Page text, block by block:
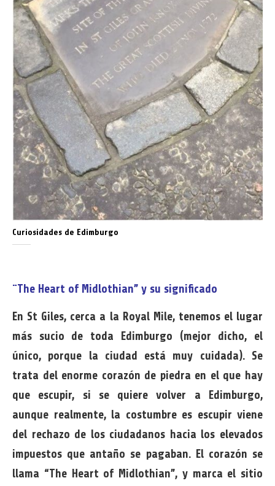
Curiosidades de Edimburgo
¨The Heart of Midlothian” y su significado
En St Giles, cerca a la Royal Mile, tenemos el lugar
más sucio de toda Edimburgo (mejor dicho, el
único, porque la ciudad está muy cuidada). Se
trata del enorme corazón de piedra en el que hay
que escupir, si se quiere volver a Edimburgo,
aunque realmente, la costumbre es escupir viene
del rechazo de los ciudadanos hacia los elevados
impuestos que antaño se pagaban. El corazón se
llama “The Heart of Midlothian”, y marca el sitio